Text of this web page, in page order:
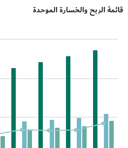
قائمة الربح والخسارة الموحدة